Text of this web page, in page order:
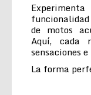
de motos
Aquí, cada
sensaciones
La forma